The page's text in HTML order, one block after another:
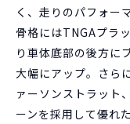
く、走りのパフォー
骨格にはTNGAプラ
り車体底部の後方に
大幅にアップ。さら
ァーソンストラット
ーンを採用して優れ